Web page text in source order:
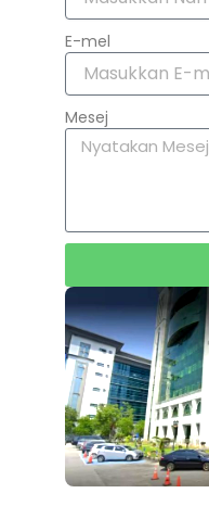
E-mel
Mesej